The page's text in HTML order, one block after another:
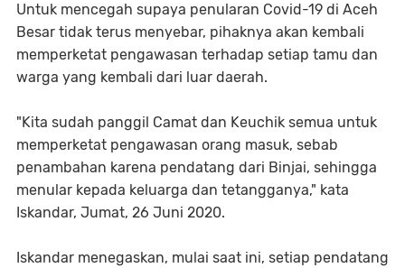
Untuk mencegah supaya penularan Covid-19 di Aceh
Besar tidak terus menyebar, pihaknya akan kembali
memperketat pengawasan terhadap setiap tamu dan
warga yang kembali dari luar daerah.
"Kita sudah panggil Camat dan Keuchik semua untuk
memperketat pengawasan orang masuk, sebab
penambahan karena pendatang dari Binjai, sehingga
menular kepada keluarga dan tetangganya," kata
Iskandar, Jumat, 26 Juni 2020.
Iskandar menegaskan, mulai saat ini, setiap pendatang